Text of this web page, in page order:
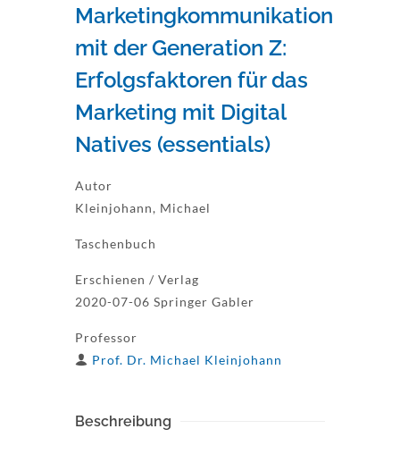
Marketingkommunikation
mit der Generation Z:
Erfolgsfaktoren für das
Marketing mit Digital
Natives (essentials)
Autor
Kleinjohann, Michael
Taschenbuch
Erschienen / Verlag
2020-07-06 Springer Gabler
Professor
Prof. Dr. Michael Kleinjohann
Beschreibung